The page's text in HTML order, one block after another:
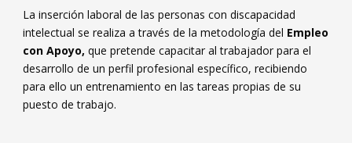
La inserción laboral de las personas con discapacidad
intelectual se realiza a través de la metodología del Empleo
con Apoyo, que pretende capacitar al trabajador para el
desarrollo de un perfil profesional específico, recibiendo
para ello un entrenamiento en las tareas propias de su
puesto de trabajo.